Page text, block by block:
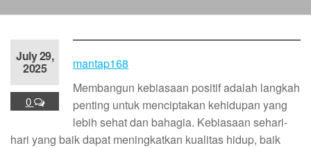
July 29,
2025
0
mantap168
Membangun kebiasaan positif adalah langkah
penting untuk menciptakan kehidupan yang
lebih sehat dan bahagia. Kebiasaan sehari-
hari yang baik dapat meningkatkan kualitas hidup, baik